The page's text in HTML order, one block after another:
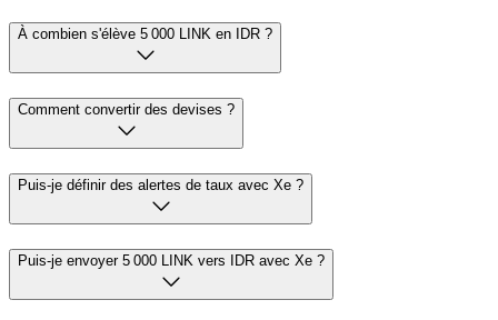
À combien s'élève 5 000 LINK en IDR ?
Comment convertir des devises ?
Puis-je définir des alertes de taux avec Xe ?
Puis-je envoyer 5 000 LINK vers IDR avec Xe ?